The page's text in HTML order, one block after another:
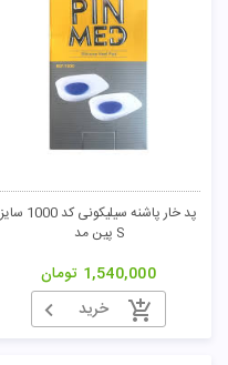
پد خار پاشنه سیلیکونی کد 1000 سایز
S پین مد
1,540,000 تومان
خرید